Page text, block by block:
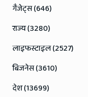
गैजेट्स (646)
राज्य (3280)
लाइफस्टाइल (2527)
बिजनेस (3610)
देश (13699)